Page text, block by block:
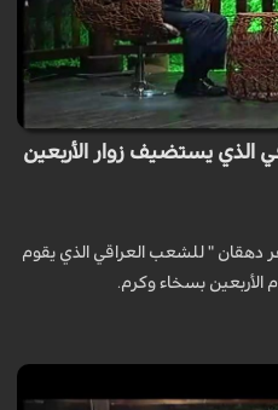
الذي يستضيف زوار الأربعين
دهقان " للشعب العراقي الذي يقوم
الأربعين بسخاء وكرم.